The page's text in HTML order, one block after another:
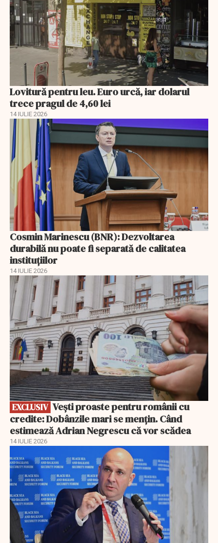
Lovitură pentru leu. Euro urcă, iar dolarul
trece pragul de 4,60 lei
14 IULIE 2026
Cosmin Marinescu (BNR): Dezvoltarea
durabilă nu poate fi separată de calitatea
instituțiilor
14 IULIE 2026
EXCLUSIV
EXCLUSIV
credite: Dobânzile mari se mențin. Când
estimează Adrian Negrescu că vor scădea
14 IULIE 2026